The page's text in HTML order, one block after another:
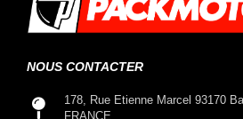
NOUS CONTACTER
178, Rue Etienne Marcel 93170
FRANCE